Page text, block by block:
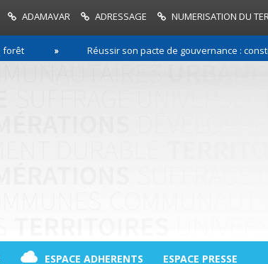
ADAMAVAR ADRESSAGE NUMERISATION DU
Réussir son pacte de gouvernance : construire
ESPACE ADHERENTS ESPACE PRESSE